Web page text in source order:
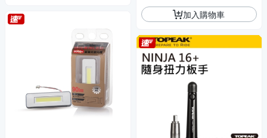
加入購物車